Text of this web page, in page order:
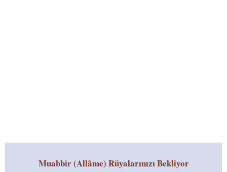
Muabbir (Allâme) Rüyalarınızı Bekliyor